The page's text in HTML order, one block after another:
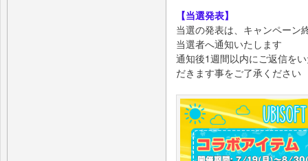
【当選発表】
当選の発表は、キャンペーン
当選者へ通知いたします
通知後1週間以内にご返信を
だきます事をご了承ください